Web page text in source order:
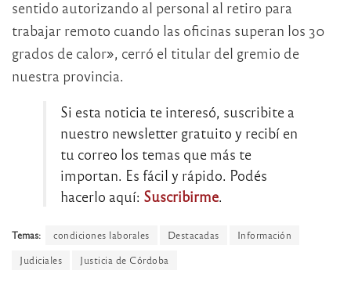
sentido autorizando al personal al retiro para
trabajar remoto cuando las oficinas superan los 30
grados de calor», cerró el titular del gremio de
nuestra provincia.
Si esta noticia te interesó, suscribite a
nuestro newsletter gratuito y recibí en
tu correo los temas que más te
importan. Es fácil y rápido. Podés
hacerlo aquí: Suscribirme
Temas: condiciones laborales Destacadas
Información
Judiciales
Justicia de Córdoba